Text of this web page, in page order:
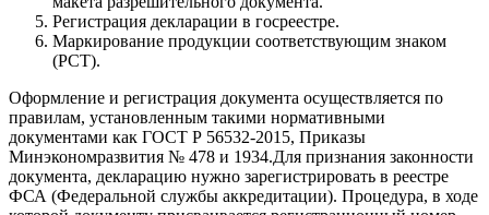
Регистрация декларации в госреестре.
Маркирование продукции соответствующим знаком
(РСТ).
Оформление и регистрация документа осуществляется по
правилам, установленным такими нормативными
документами как ГОСТ Р 56532-2015, Приказы
Минэкономразвития № 478 и 1934.Для признания законности
документа, декларацию нужно зарегистрировать в реестре
ФСА (Федеральной службы аккредитации). Процедура, в ходе